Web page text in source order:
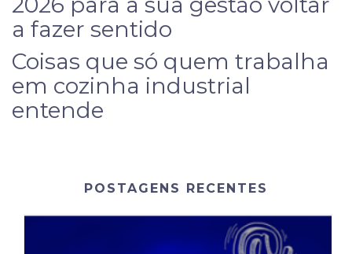
a fazer sentido
Coisas que só quem trabalha
em cozinha industrial
entende
POSTAGENS RECENTES